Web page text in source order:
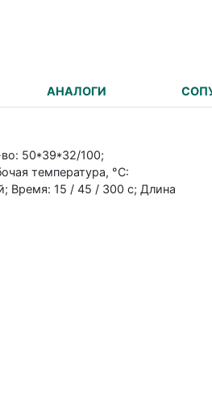
АНАЛОГИ
во: 50*39*32/100;
температура, °C:
Время: 15 / 45 / 300 c; Длина